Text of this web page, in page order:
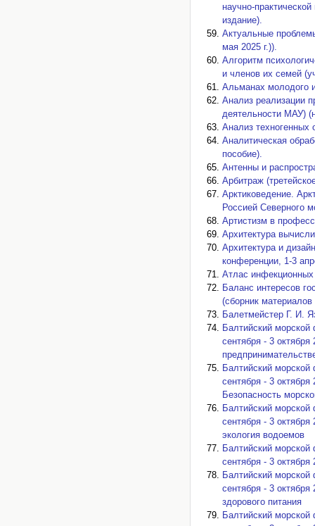
научно-
издание).
Актуальные
мая 2025 г.)).
Алгоритм
и членов их семей
Альманах молодого
Анализ реализации
деятельности МАУ)
Анализ техногенных
Аналитическая
пособие).
Антенны и
Арбитраж
Арктиковедение.
Россией Северного
Артистизм в
Архитектура
Архитектура и
конференции, 1-3
Атлас инфекционных
Баланс интересов
(сборник
Балетмейстер Г. И.
Балтийский
сентября - 3
Балтийский
сентября - 3
Безопасность
Балтийский
сентября - 3
экология водоемов
Балтийский
сентября - 3
Балтийский
сентября - 3
здорового питания
Балтийский